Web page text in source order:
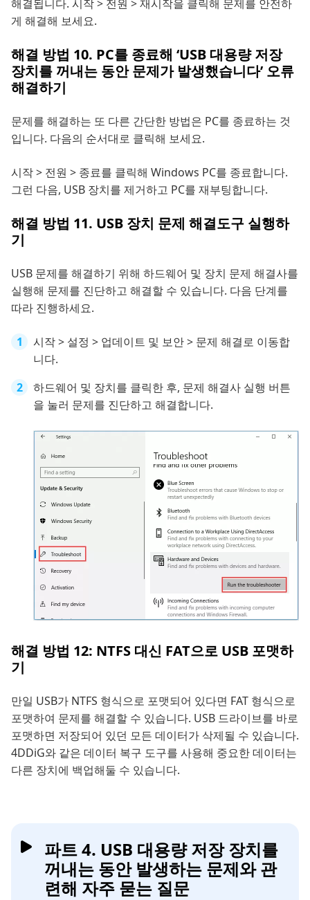
해결됩니다. 시작 > 전원 > 재시작을 클릭해 문제를 안전하
게 해결해 보세요.
해결 방법 10. PC를 종료해 ‘USB 대용량 저장
장치를 꺼내는 동안 문제가 발생했습니다’ 오류
해결하기
문제를 해결하는 또 다른 간단한 방법은 PC를 종료하는 것
입니다. 다음의 순서대로 클릭해 보세요.
시작 > 전원 > 종료를 클릭해 Windows PC를 종료합니다.
그런 다음, USB 장치를 제거하고 PC를 재부팅합니다.
해결 방법 11. USB 장치 문제 해결도구 실행하
기
USB 문제를 해결하기 위해 하드웨어 및 장치 문제 해결사를
실행해 문제를 진단하고 해결할 수 있습니다. 다음 단계를
따라 진행하세요.
시작 > 설정 > 업데이트 및 보안 > 문제 해결로 이동합
니다.
하드웨어 및 장치를 클릭한 후, 문제 해결사 실행 버튼
을 눌러 문제를 진단하고 해결합니다.
해결 방법 12: NTFS 대신 FAT으로 USB 포맷하
기
만일 USB가 NTFS 형식으로 포맷되어 있다면 FAT 형식으로
포맷하여 문제를 해결할 수 있습니다. USB 드라이브를 바로
포맷하면 저장되어 있던 모든 데이터가 삭제될 수 있습니다.
4DDiG와 같은 데이터 복구 도구를 사용해 중요한 데이터는
다른 장치에 백업해둘 수 있습니다.
파트 4. USB 대용량 저장 장치를
꺼내는 동안 발생하는 문제와 관
련해 자주 묻는 질문